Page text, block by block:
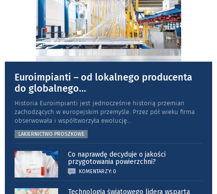
Euroimpianti – od lokalnego producenta
do globalnego...
Historia Euroimpianti jest jednocześnie historią przemian
zachodzących w europejskim przemyśle. Przez pół wieku firma
obserwowała i współtworzyła ewolucję...
LAKIERNICTWO PROSZKOWE
Co naprawdę decyduje o jakości
przygotowania powierzchni?
KOMENTARZY: 0
Technologia światowego lidera wsparta